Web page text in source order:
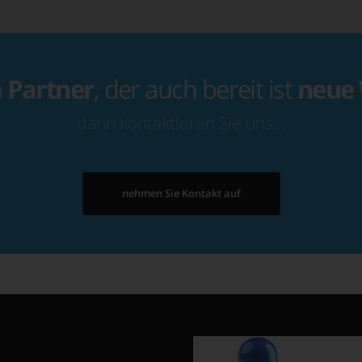
Partner, der auch bereit ist neue
dann kontaktieren Sie uns…
nehmen Sie Kontakt auf